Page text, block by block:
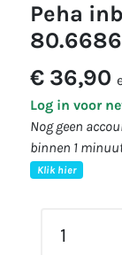
peha inb. combi.schakelaar ra
€ 36,90
Log in voor
Nog geen
binnen 1
Klik hier